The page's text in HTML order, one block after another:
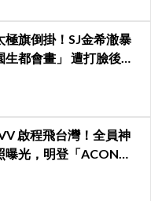
極旗倒掛！SJ金希澈暴
生都會畫」 遭打臉後火
啟程飛台灣！全員神
曝光，明登「ACON